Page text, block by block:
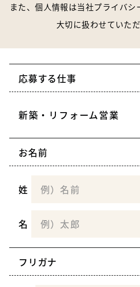
また、個人情報は当社プライバシ
大切に扱わせていただ
応募する仕事
新築・リフォーム営業
お名前
姓
名
フリガナ